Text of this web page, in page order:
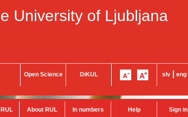
University of Ljubljana
Open Science DiKUL slv eng
About RUL In numbers Help Sign in